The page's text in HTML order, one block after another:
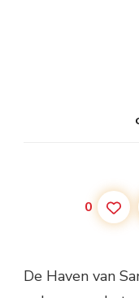
0
De Haven van